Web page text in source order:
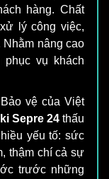
hàng. Chất
lý công việc,
Nhằm nâng cao
vụ khách
vệ của Việt
Sepre 24 thấu
yếu tố: sức
thậm chí cả sự
trước những